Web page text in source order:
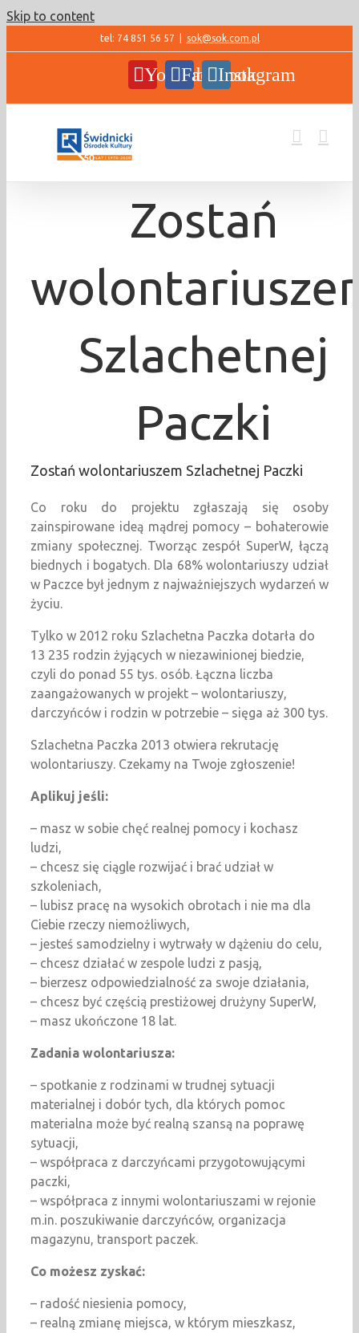
Skip to content
tel: 74 851 56 57 sok@sok.com.pl
YouTubeFacebookInstagram
Zostań
Szlachetnej
Paczki
Zostań wolontariuszem Szlachetnej Paczki
Co roku do projektu zgłaszają się osoby
zainspirowane ideą mądrej pomocy – bohaterowie
zmiany społecznej. Tworząc zespół SuperW, łączą
biednych i bogatych. Dla 68% wolontariuszy udział
w Paczce był jednym z najważniejszych wydarzeń w
życiu.
Tylko w 2012 roku Szlachetna Paczka dotarła do
13 235 rodzin żyjących w niezawinionej biedzie,
czyli do ponad 55 tys. osób. Łączna liczba
zaangażowanych w projekt – wolontariuszy,
darczyńców i rodzin w potrzebie – sięga aż 300 tys.
Szlachetna Paczka 2013 otwiera rekrutację
wolontariuszy. Czekamy na Twoje zgłoszenie!
Aplikuj jeśli:
– masz w sobie chęć realnej pomocy i kochasz
ludzi,
– chcesz się ciągle rozwijać i brać udział w
szkoleniach,
– lubisz pracę na wysokich obrotach i nie ma dla
Ciebie rzeczy niemożliwych,
– jesteś samodzielny i wytrwały w dążeniu do celu,
– chcesz działać w zespole ludzi z pasją,
– bierzesz odpowiedzialność za swoje działania,
– chcesz być częścią prestiżowej drużyny SuperW,
– masz ukończone 18 lat.
Zadania wolontariusza:
– spotkanie z rodzinami w trudnej sytuacji
materialnej i dobór tych, dla których pomoc
materialna może być realną szansą na poprawę
sytuacji,
– współpraca z darczyńcami przygotowującymi
paczki,
– współpraca z innymi wolontariuszami w rejonie
m.in. poszukiwanie darczyńców, organizacja
magazynu, transport paczek.
Co możesz zyskać:
– radość niesienia pomocy,
– realną zmianę miejsca, w którym mieszkasz,